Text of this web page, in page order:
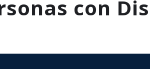
con